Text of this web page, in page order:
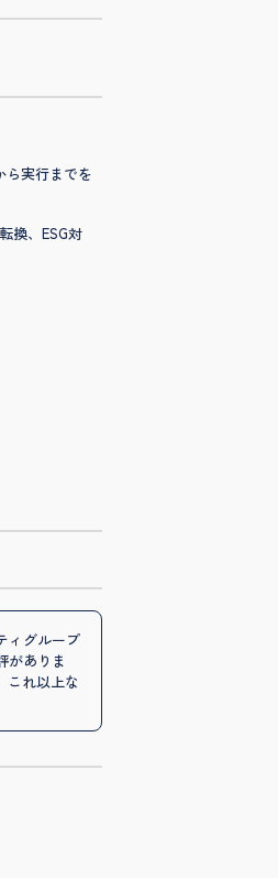
ら実行までを
換、ESG対
ィグループ
がありま
これ以上な